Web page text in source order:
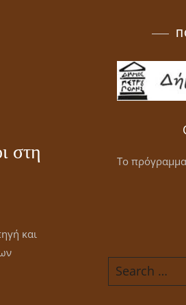
στη
και
Το
Search